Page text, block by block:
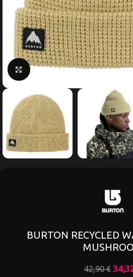
Κάντε κλικ για μεγέθυνση
BURTON RECYCLED
42,90€